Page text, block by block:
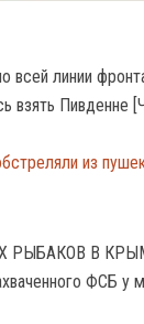
всей линии
взять Пивденне
из
РЫБАКОВ В
ФСБ у